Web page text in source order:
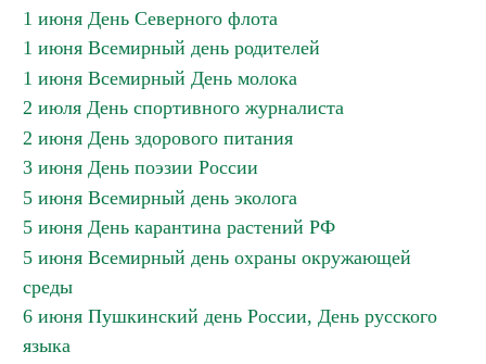
1 июня День Северного флота
1 июня Всемирный день родителей
1 июня Всемирный День молока
2 июля День спортивного журналиста
2 июня День здорового питания
3 июня День поэзии России
5 июня Всемирный день эколога
5 июня День карантина растений РФ
5 июня Всемирный день охраны окружающей
среды
6 июня Пушкинский день России, День русского
языка